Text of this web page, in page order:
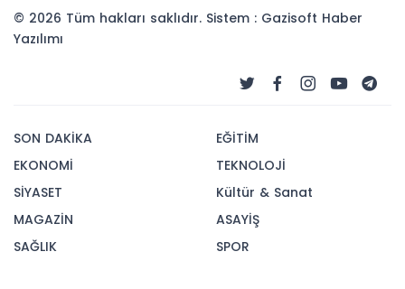
© 2026 Tüm hakları saklıdır. Sistem : Gazisoft Haber
Yazılımı
SON DAKİKA
EKONOMİ
SİYASET
MAGAZİN
SAĞLIK
EĞİTİM
TEKNOLOJİ
Kültür & Sanat
ASAYİŞ
SPOR